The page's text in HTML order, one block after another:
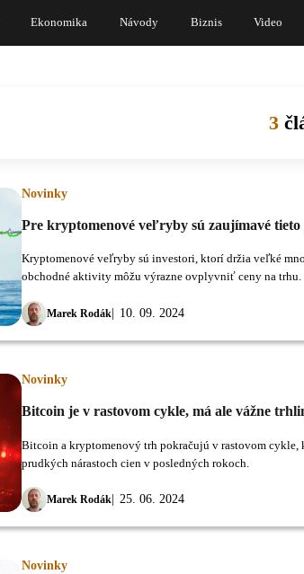
Ekonomika Návody Biznis Video
3
Novinky
Pre kryptomenové veľryby sú zaujímavé
Marek Rodák 10. 09. 2024
Kryptomenové veľryby sú investori, ktorí držia veľké
obchodné aktivity môžu výrazne ovplyvniť ceny na trhu.
Novinky
Bitcoin je v rastovom cykle, má ale vážne
Marek Rodák 25. 06. 2024
Bitcoin a kryptomenový trh pokračujú v rastovom cykle,
prudkých nárastoch cien v posledných rokoch.
Novinky